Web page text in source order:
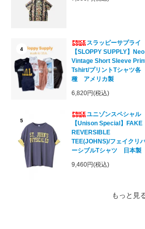
4
スラッピーサプライ
【SLOPPY SUPPLY】Neo
Vintage Short Sleeve
Tshirt/プリントTシャツ各
種 アメリカ製
6,820円(税込)
5
ユニゾンスペシャル
【Unison Special】FAKE
REVERSIBLE
TEE(JOHNS)/フェイクリ
ーシブルTシャツ 日本製
9,460円(税込)
もっと見